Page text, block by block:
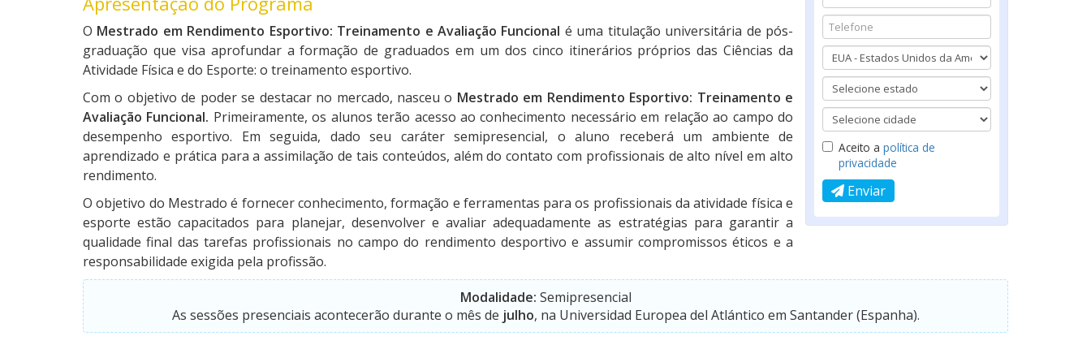
Aceito a política de
privacidade
Enviar
O Mestrado em Rendimento Esportivo: Treinamento e Avaliação Funcional é uma titulação universitária de pós-
graduação que visa aprofundar a formação de graduados em um dos cinco itinerários próprios das Ciências da
Atividade Física e do Esporte: o treinamento esportivo.
Com o objetivo de poder se destacar no mercado, nasceu o Mestrado em Rendimento Esportivo: Treinamento e
Avaliação Funcional. Primeiramente, os alunos terão acesso ao conhecimento necessário em relação ao campo do
desempenho esportivo. Em seguida, dado seu caráter semipresencial, o aluno receberá um ambiente de
aprendizado e prática para a assimilação de tais conteúdos, além do contato com profissionais de alto nível em alto
rendimento.
O objetivo do Mestrado é fornecer conhecimento, formação e ferramentas para os profissionais da atividade física e
esporte estão capacitados para planejar, desenvolver e avaliar adequadamente as estratégias para garantir a
qualidade final das tarefas profissionais no campo do rendimento desportivo e assumir compromissos éticos e a
responsabilidade exigida pela profissão.
Modalidade: Semipresencial
As sessões presenciais acontecerão durante o mês de julho, na Universidad Europea del Atlántico em Santander (Espanha).